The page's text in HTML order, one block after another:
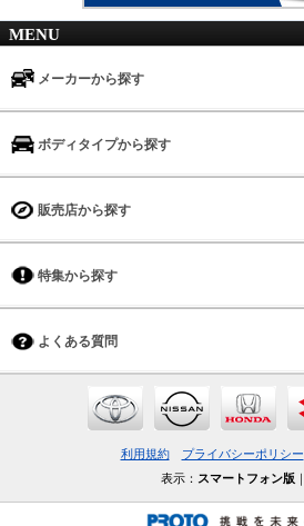
MENU
メーカーから探す
ボディタイプから探す
販売店から探す
特集から探す
よくある質問
利用規約 プライバシーポリシー
表示： スマートフォン版 ｜